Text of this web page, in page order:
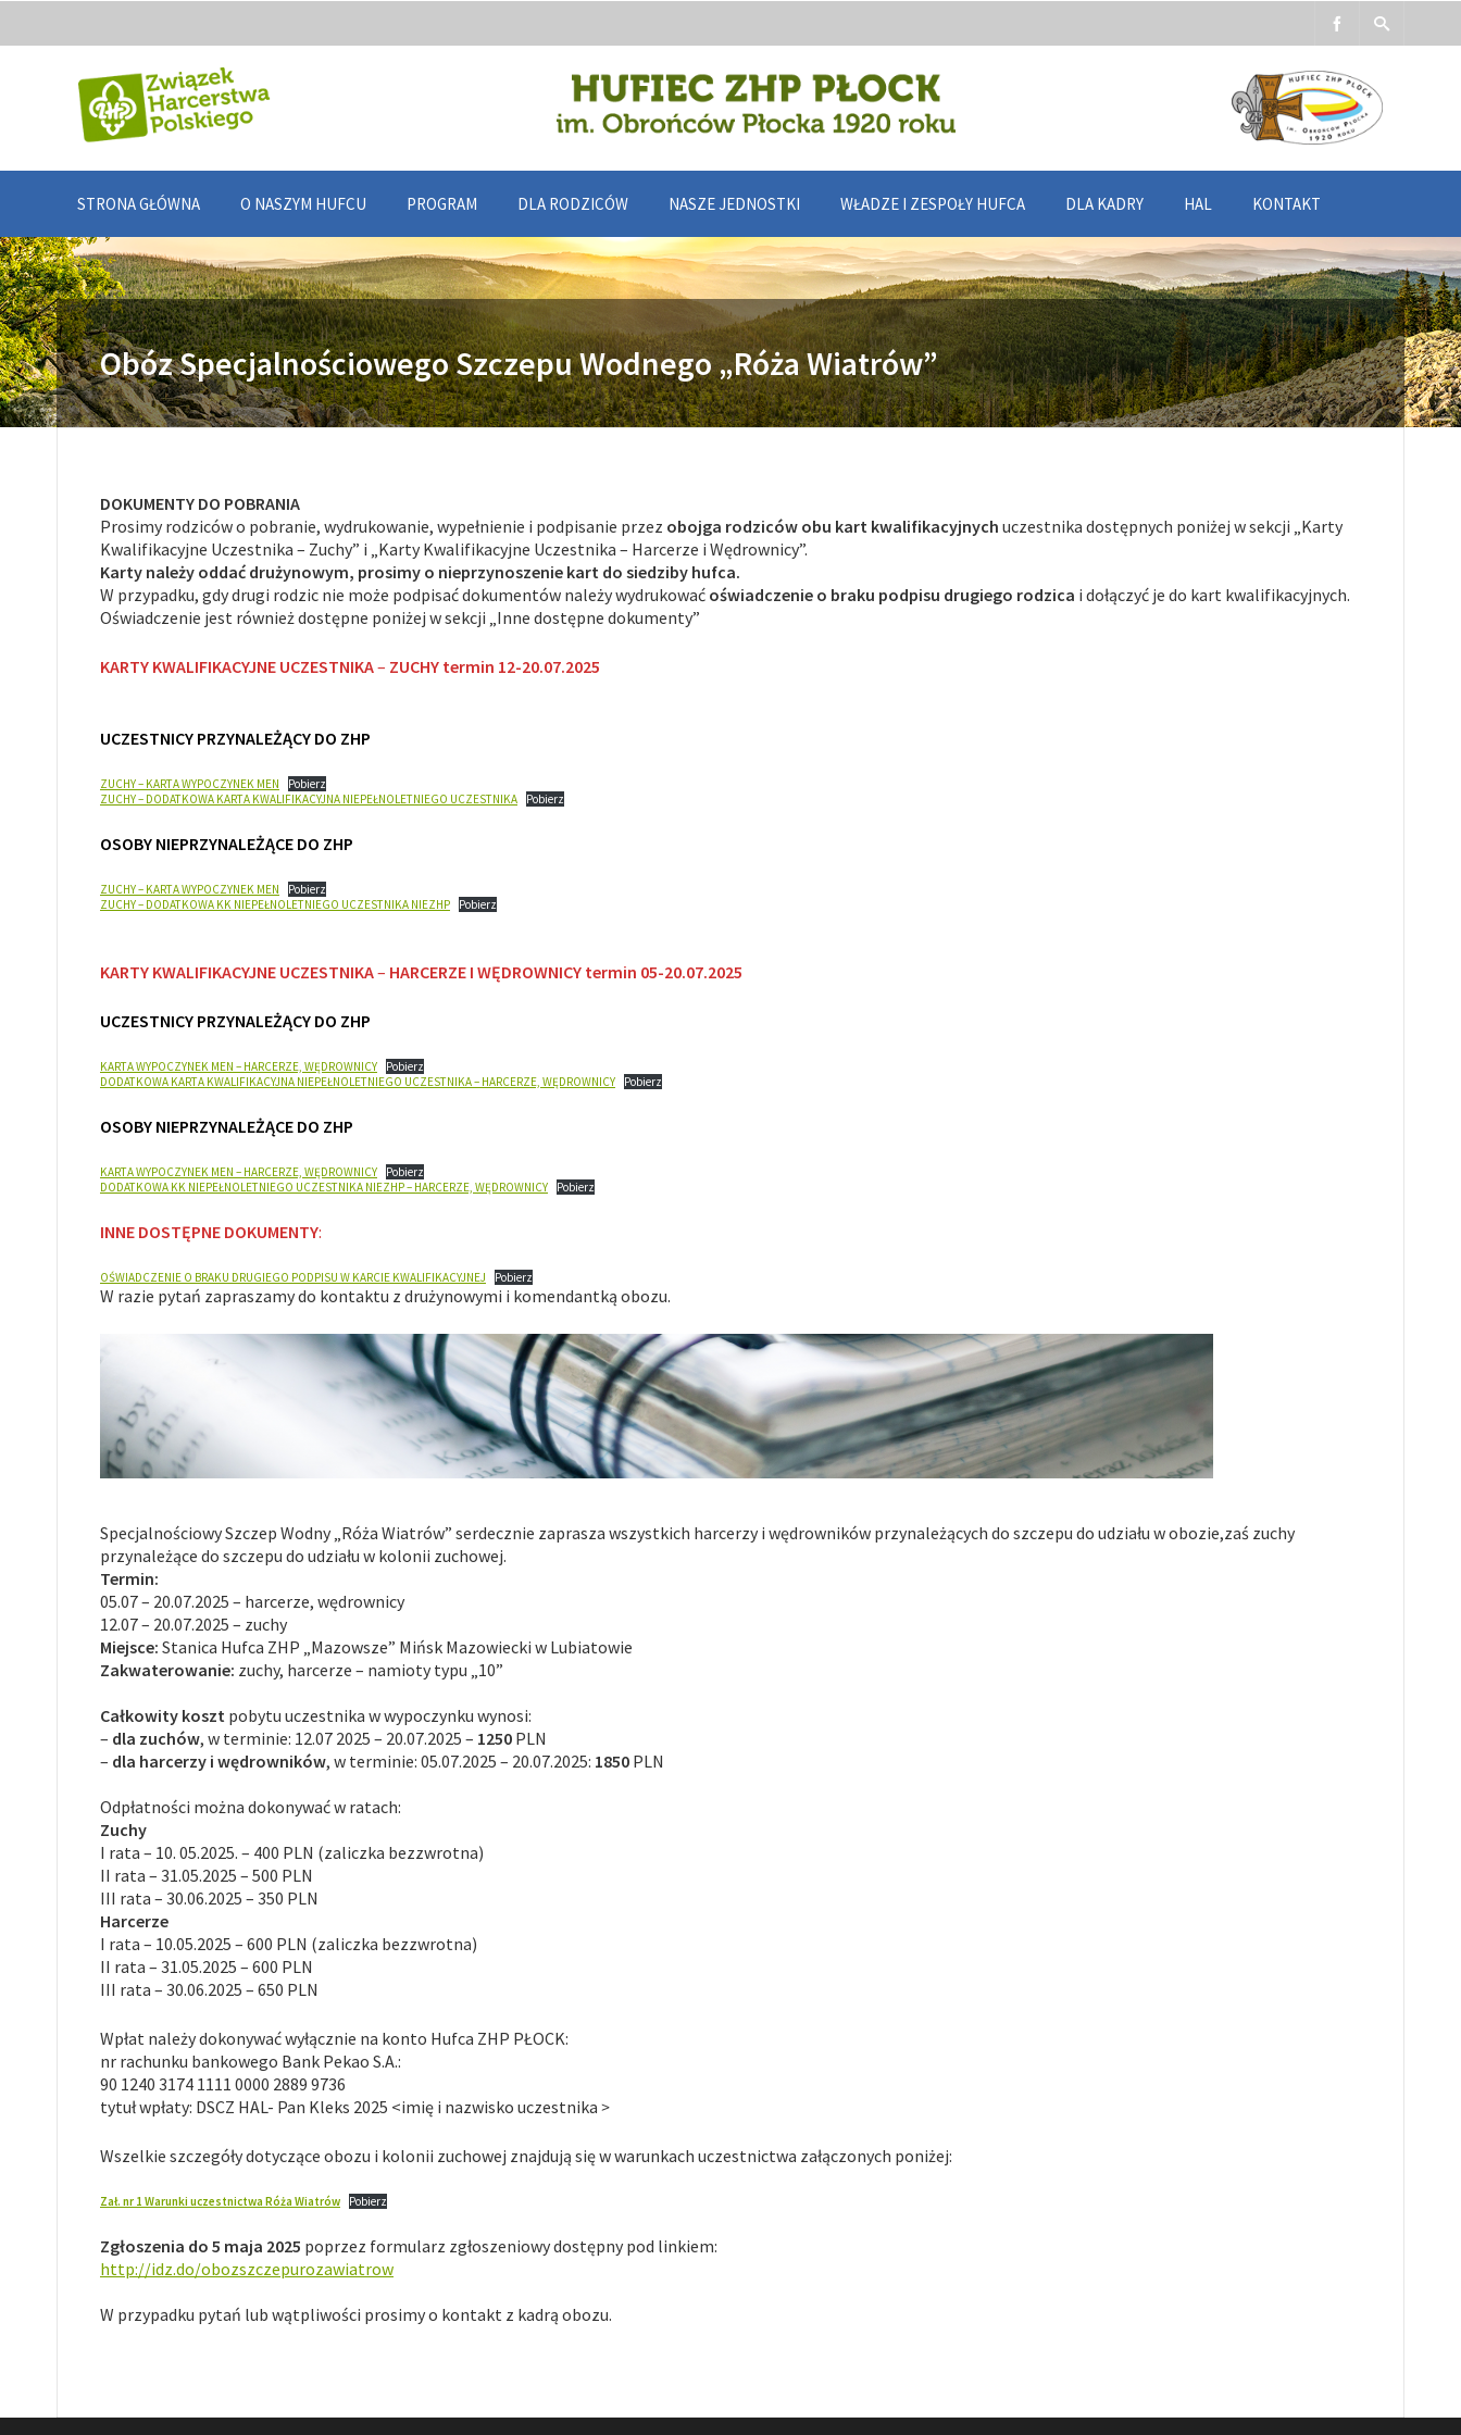
STRONA GŁÓWNA O NASZYM HUFCU PROGRAM DLA RODZICÓW NASZE JEDNOSTKI WŁADZE I ZESPOŁY HUFCA DLA KADRY HAL KONTAKT
Obóz Specjalnościowego Szczepu Wodnego „Róża Wiatrów”
DOKUMENTY DO POBRANIA
Prosimy rodziców o pobranie, wydrukowanie, wypełnienie i podpisanie przez obojga rodziców obu kart kwalifikacyjnych uczestnika dostępnych poniżej w sekcji „Karty
Kwalifikacyjne Uczestnika – Zuchy” i „Karty Kwalifikacyjne Uczestnika – Harcerze i Wędrownicy”.
Karty należy oddać drużynowym, prosimy o nieprzynoszenie kart do siedziby hufca.
W przypadku, gdy drugi rodzic nie może podpisać dokumentów należy wydrukować oświadczenie o braku podpisu drugiego rodzica i dołączyć je do kart kwalifikacyjnych.
Oświadczenie jest również dostępne poniżej w sekcji „Inne dostępne dokumenty”
KARTY KWALIFIKACYJNE UCZESTNIKA– ZUCHY termin 12-20.07.2025
UCZESTNICY PRZYNALEŻĄCY DO ZHP
ZUCHY – KARTA WYPOCZYNEK MEN
Pobierz
ZUCHY – DODATKOWA KARTA KWALIFIKACYJNA NIEPEŁNOLETNIEGO UCZESTNIKA
Pobierz
OSOBY NIEPRZYNALEŻĄCE DO ZHP
ZUCHY – KARTA WYPOCZYNEK MEN
Pobierz
ZUCHY – DODATKOWA KK NIEPEŁNOLETNIEGO UCZESTNIKA NIEZHP
Pobierz
KARTY KWALIFIKACYJNE UCZESTNIKA– HARCERZE I WĘDROWNICY termin 05-20.07.2025
UCZESTNICY PRZYNALEŻĄCY DO ZHP
KARTA WYPOCZYNEK MEN – HARCERZE, WĘDROWNICY
Pobierz
DODATKOWA KARTA KWALIFIKACYJNA NIEPEŁNOLETNIEGO UCZESTNIKA – HARCERZE, WĘDROWNICY
Pobierz
OSOBY NIEPRZYNALEŻĄCE DO ZHP
KARTA WYPOCZYNEK MEN – HARCERZE, WĘDROWNICY
Pobierz
DODATKOWA KK NIEPEŁNOLETNIEGO UCZESTNIKA NIEZHP – HARCERZE, WĘDROWNICY
Pobierz
INNE DOSTĘPNE DOKUMENTY:
OŚWIADCZENIE O BRAKU DRUGIEGO PODPISU W KARCIE KWALIFIKACYJNEJ Pobierz
W razie pytań zapraszamy do kontaktu z drużynowymi i komendantką obozu.
Specjalnościowy Szczep Wodny „Róża Wiatrów” serdecznie zaprasza wszystkich harcerzy i wędrowników przynależących do szczepu do udziału w obozie,zaś zuchy
przynależące do szczepu do udziału w kolonii zuchowej.
Termin:
05.07 – 20.07.2025 – harcerze, wędrownicy
12.07 – 20.07.2025 – zuchy
Miejsce: Stanica Hufca ZHP „Mazowsze” Mińsk Mazowiecki w Lubiatowie
Zakwaterowanie: zuchy, harcerze – namioty typu „10”
Całkowity koszt pobytu uczestnika w wypoczynku wynosi:
– dla zuchów, w terminie: 12.07 2025 – 20.07.2025 – 1250 PLN
– dla harcerzy i wędrowników, w terminie: 05.07.2025 – 20.07.2025: 1850 PLN
Odpłatności można dokonywać w ratach:
Zuchy
I rata – 10. 05.2025. – 400 PLN (zaliczka bezzwrotna)
II rata – 31.05.2025 – 500 PLN
III rata – 30.06.2025 – 350 PLN
Harcerze
I rata – 10.05.2025 – 600 PLN (zaliczka bezzwrotna)
II rata – 31.05.2025 – 600 PLN
III rata – 30.06.2025 – 650 PLN
Wpłat należy dokonywać wyłącznie na konto Hufca ZHP PŁOCK:
nr rachunku bankowego Bank Pekao S.A.:
90 1240 3174 1111 0000 2889 9736
tytuł wpłaty: DSCZ HAL- Pan Kleks 2025 <imię i nazwisko uczestnika >
Wszelkie szczegóły dotyczące obozu i kolonii zuchowej znajdują się w warunkach uczestnictwa załączonych poniżej:
Zał. nr 1 Warunki uczestnictwa Róża Wiatrów Pobierz
Zgłoszenia do 5 maja 2025 poprzez formularz zgłoszeniowy dostępny pod linkiem:
http://idz.do/obozszczepurozawiatrow
W przypadku pytań lub wątpliwości prosimy o kontakt z kadrą obozu.